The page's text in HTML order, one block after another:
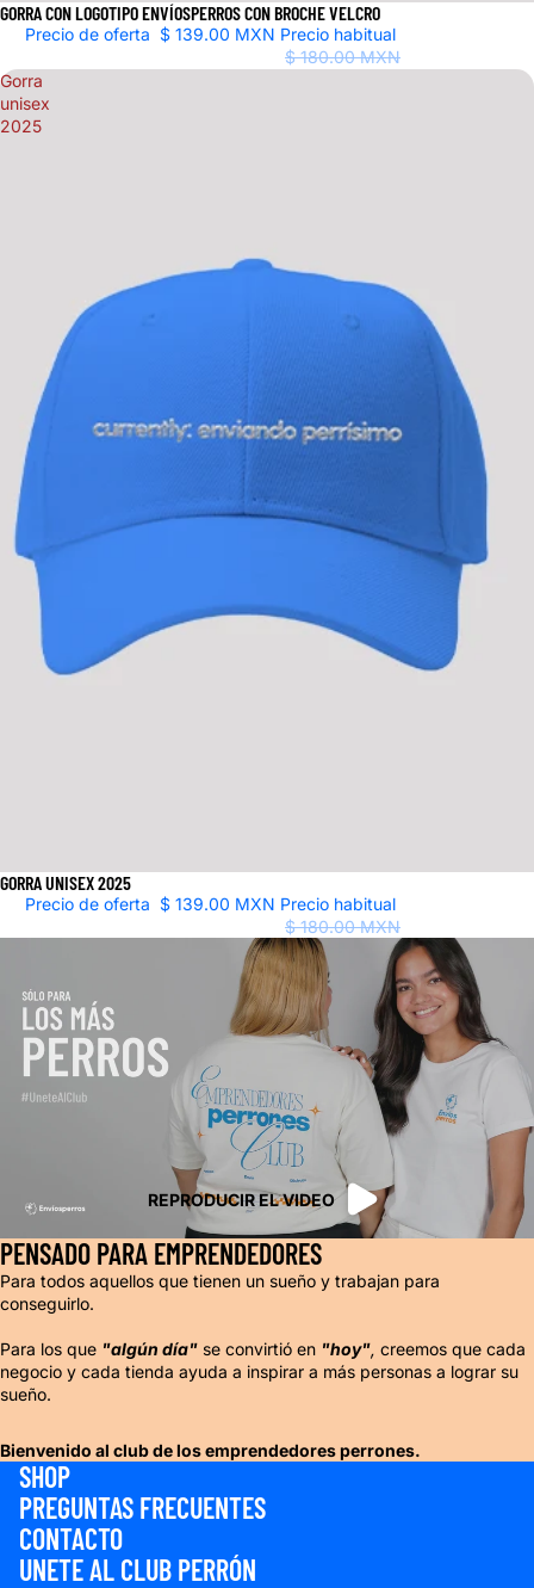
Oferta
GORRA CON LOGOTIPO ENVÍOSPERROS CON BROCHE VELCRO
Precio de oferta $ 139.00 MXN Precio habitual
$ 180.00 MXN
Gorra
unisex
2025
Oferta
GORRA UNISEX 2025
Precio de oferta $ 139.00 MXN Precio habitual
$ 180.00 MXN
REPRODUCIR EL VIDEO
PENSADO PARA EMPRENDEDORES
Para todos aquellos que tienen un sueño y trabajan para
conseguirlo.
Para los que "algún día" se convirtió en "hoy", creemos que cada
negocio y cada tienda ayuda a inspirar a más personas a lograr su
sueño.
Bienvenido al club de los emprendedores perrones.
SHOP
PREGUNTAS FRECUENTES
CONTACTO
UNETE AL CLUB PERRÓN